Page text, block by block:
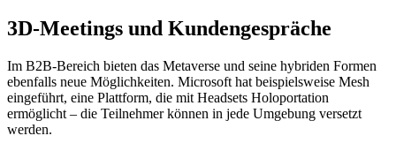
3D-Meetings und Kundengespräche
Im B2B-Bereich bieten das Metaverse und seine hybriden Formen
ebenfalls neue Möglichkeiten. Microsoft hat beispielsweise Mesh
eingeführt, eine Plattform, die mit Headsets Holoportation
ermöglicht – die Teilnehmer können in jede Umgebung versetzt
werden.